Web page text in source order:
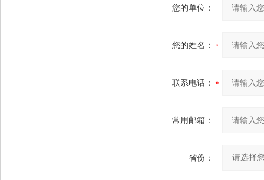
您的单位：
您的姓名：
联系电话：
常用邮箱：
省份：